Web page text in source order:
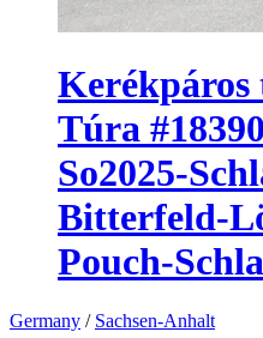
Kerékpáros
Túra
So2025-
Bitterfeld-
Pouch-
Germany / Sachsen-Anhalt